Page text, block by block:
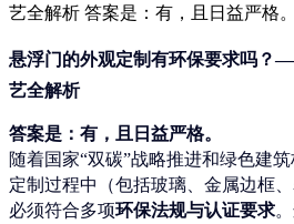
艺全解析 答案是：有，且日益严格。
悬浮门的外观定制有环保要求吗？
艺全解析
答案是：有，且日益严格。
随着国家“双碳”战略推进和绿色建
定制过程中（包括玻璃、金属边框
必须符合多项环保法规与认证要求